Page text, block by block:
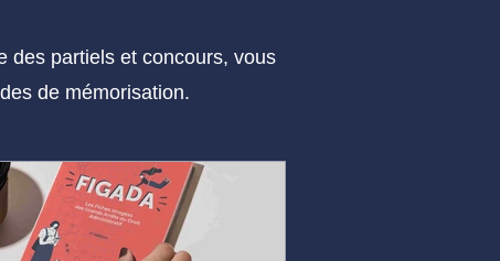
des partiels et concours, vous
de mémorisation.